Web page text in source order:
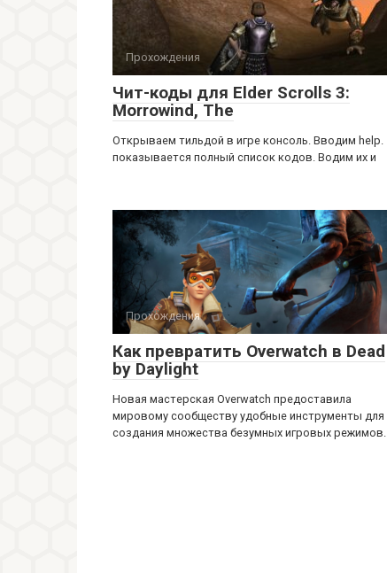
Прохождения
Чит-коды для Elder Scrolls 3:
Morrowind, The
Открываем тильдой в игре консоль. Вводим help.
показывается полный список кодов. Водим их и
Прохождения
Как превратить Overwatch в Dead
by Daylight
Новая мастерская Overwatch предоставила
мировому сообществу удобные инструменты для
создания множества безумных игровых режимов.